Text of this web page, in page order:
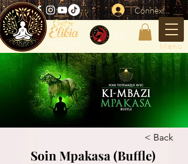
Connexion
Menu
Soin Mpakasa (Buffle)
< Back